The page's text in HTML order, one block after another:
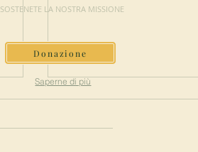
SOSTENETE LA NOSTRA MISSIONE
Donazione
Saperne di più